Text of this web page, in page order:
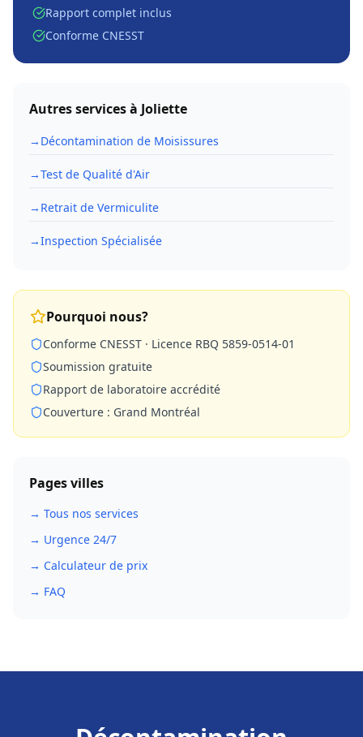
Rapport complet inclus
Conforme CNESST
Autres services à Joliette
→ Décontamination de Moisissures
→Test de Qualité d'Air
→ Retrait de Vermiculite
→Inspection Spécialisée
Pourquoi nous?
Conforme CNESST · Licence RBQ 5859-0514-01
Soumission gratuite
Rapport de laboratoire accrédité
Couverture : Grand Montréal
Pages villes
→ Tous nos services
→ Urgence 24/7
→ Calculateur de prix
→ FAQ